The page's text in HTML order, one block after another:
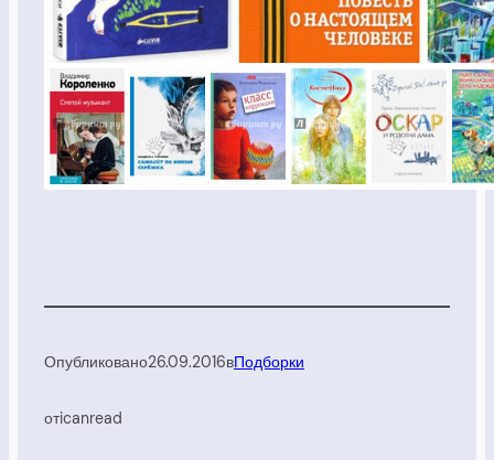
Опубликовано26.09.2016вПодборки
отicanread